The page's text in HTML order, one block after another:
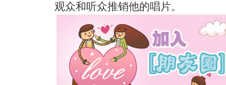
观众和听众推销他的唱片。